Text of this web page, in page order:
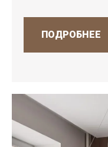
ПОДРОБНЕЕ